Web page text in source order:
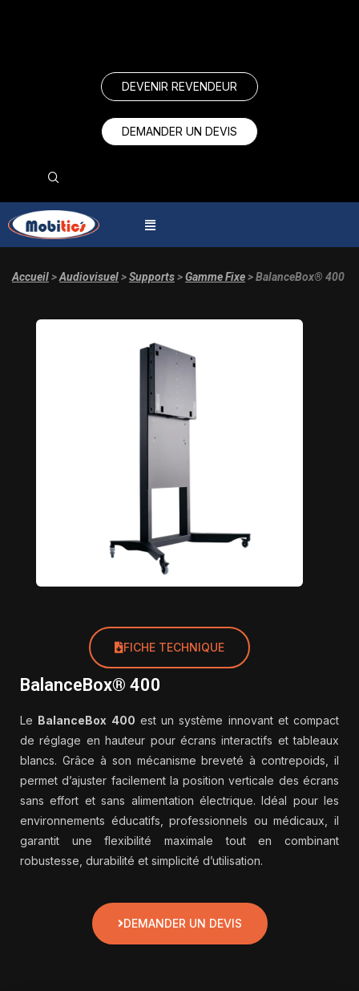
DEVENIR REVENDEUR
DEMANDER UN DEVIS
Accueil>Audiovisuel>Supports>Gamme Fixe> BalanceBox® 400​
FICHE TECHNIQUE
BalanceBox® 400
Le BalanceBox 400 est un système innovant et compact
de réglage en hauteur pour écrans interactifs et tableaux
blancs. Grâce à son mécanisme breveté à contrepoids, il
permet d’ajuster facilement la position verticale des écrans
sans effort et sans alimentation électrique. Idéal pour les
environnements éducatifs, professionnels ou médicaux, il
garantit une flexibilité maximale tout en combinant
robustesse, durabilité et simplicité d’utilisation.
DEMANDER UN DEVIS